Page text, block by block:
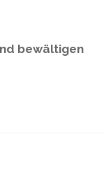
bewältigen